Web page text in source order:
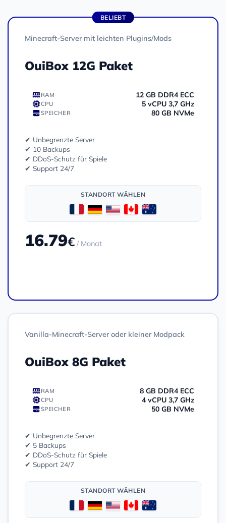
Vanilla-Minecraft-Server oder kleiner Modpack
OuiBox 8G Paket
RAM 8 GB DDR4 ECC
CPU 4 vCPU 3,7 GHz
SPEICHER 50 GB NVMe
✔ Unbegrenzte Server
✔ 5 Backups
✔ DDoS-Schutz für Spiele
✔ Support 24/7
STANDORT WÄHLEN
BELIEBT
Minecraft-Server mit leichten Plugins/Mods
OuiBox 12G Paket
RAM 12 GB DDR4 ECC
CPU 5 vCPU 3,7 GHz
SPEICHER 80 GB NVMe
✔ Unbegrenzte Server
✔ 10 Backups
✔ DDoS-Schutz für Spiele
✔ Support 24/7
STANDORT WÄHLEN
16.79€ / Monat